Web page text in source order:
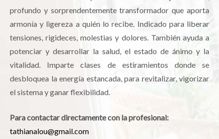
profundo y sorprendentemente transformador que aporta
armonía y ligereza a quién lo recibe. Indicado para liberar
tensiones, rigideces, molestias y dolores. También ayuda a
potenciar y desarrollar la salud, el estado de ánimo y la
vitalidad. Imparte clases de estiramientos donde se
desbloquea la energía estancada, para revitalizar, vigorizar
el sistema y ganar flexibilidad.
Para contactar directamente con la profesional:
tathianalou@gmail.com